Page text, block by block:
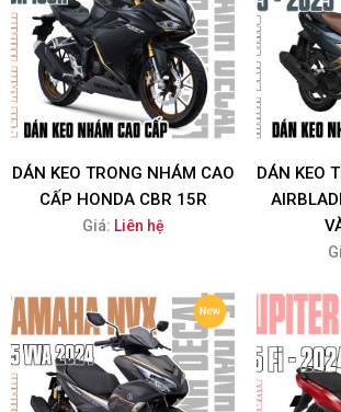
DÁN KEO TRONG NHÁM CAO
CẤP HONDA CBR 15R
Giá: Liên hệ
DÁN KEO